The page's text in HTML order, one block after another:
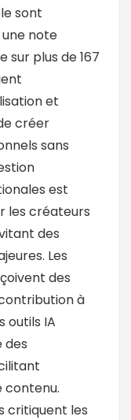
sont
note
sur plus de 167
et
créer
sans
est
les créateurs
des
Les
des
à
outils IA
des
contenu.
critiquent les